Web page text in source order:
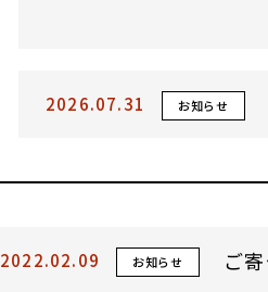
2026.07.31 お知らせ
2022.02.09 お知らせ ご